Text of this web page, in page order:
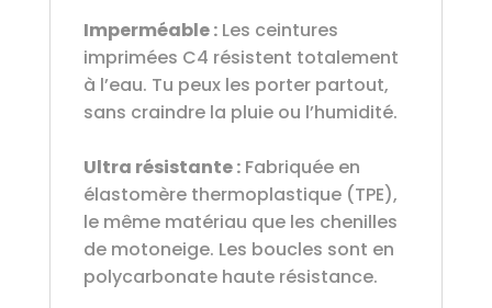
Imperméable :Les ceintures
imprimées C4 résistent totalement
à l’eau. Tu peux les porter partout,
sans craindre la pluie ou l’humidité.
Ultra résistante :Fabriquée en
élastomère thermoplastique (TPE),
le même matériau que les chenilles
de motoneige. Les boucles sont en
polycarbonate haute résistance.